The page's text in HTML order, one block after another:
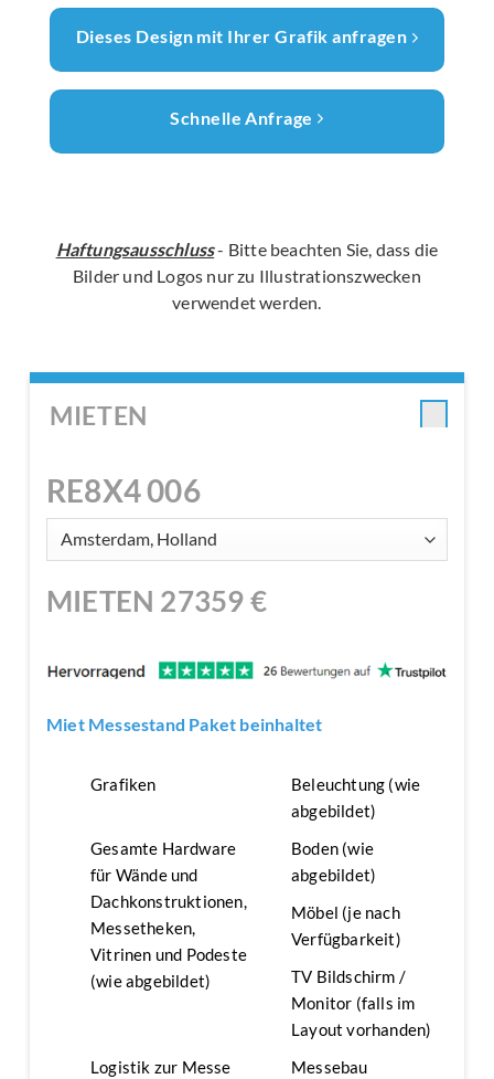
Dieses Design mit Ihrer Grafik anfragen
Schnelle Anfrage
Haftungsausschluss- Bitte beachten Sie, dass die
Bilder und Logos nur zu Illustrationszwecken
verwendet werden.
MIETEN
RE8X4 006
MIETEN 27359€
Miet Messestand Paket beinhaltet
Grafiken
Beleuchtung (wie
abgebildet)
Gesamte Hardware
für Wände und
Dachkonstruktionen,
Messetheken,
Vitrinen und Podeste
(wie abgebildet)
Boden (wie
abgebildet)
Möbel (je nach
Verfügbarkeit)
TV Bildschirm /
Monitor (falls im
Layout vorhanden)
Logistik zur Messe
Messebau